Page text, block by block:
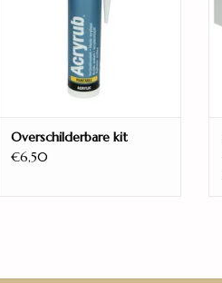
Overschilderbare kit
€6,50